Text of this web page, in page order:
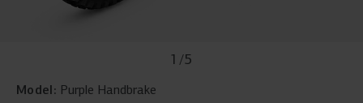
1 /5
Model: Purple Handbrake